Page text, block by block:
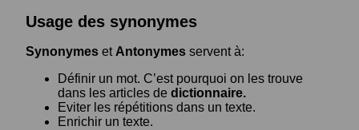
Usage des synonymes
Synonymes et Antonymes servent à:
Définir un mot. C’est pourquoi on les trouve
dans les articles de dictionnaire.
Eviter les répétitions dans un texte.
Enrichir un texte.